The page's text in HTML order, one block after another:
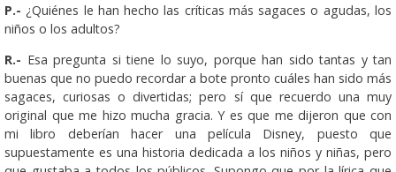
P.- ¿Quiénes le han hecho las críticas más sagaces o agudas, los
niños o los adultos?
R.- Esa pregunta si tiene lo suyo, porque han sido tantas y tan
buenas que no puedo recordar a bote pronto cuáles han sido más
sagaces, curiosas o divertidas; pero sí que recuerdo una muy
original que me hizo mucha gracia. Y es que me dijeron que con
mi libro deberían hacer una película Disney, puesto que
supuestamente es una historia dedicada a los niños y niñas, pero